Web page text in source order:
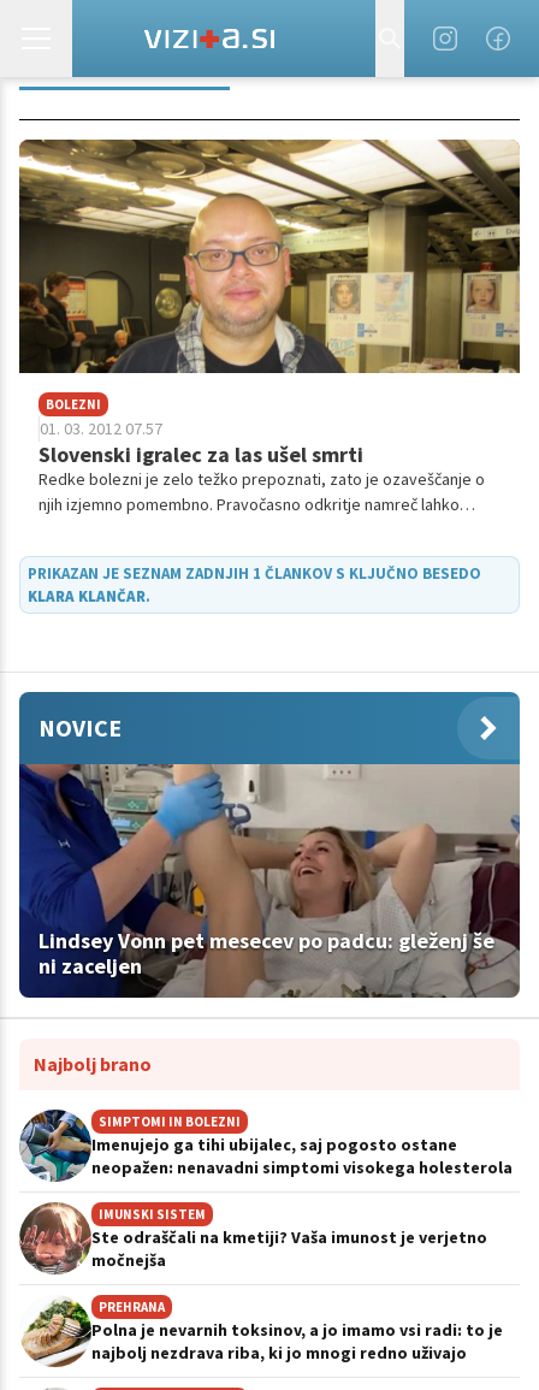
KLARA KLANČAR
BOLEZNI
01. 03. 2012 07.57
Slovenski igralec za las ušel smrti
Redke bolezni je zelo težko prepoznati, zato je ozaveščanje o
njih izjemno pomembno. Pravočasno odkritje namreč lahko
bolezni, pljučno hipertenzijo, za katero pri nas trpi okoli 100
ljudi, se bori tudi slovenski igralec Maks Soršak, ki je za las ušel
smrti.
PRIKAZAN JE SEZNAM ZADNJIH 1 ČLANKOV S KLJUČNO BESEDO
KLARA KLANČAR.
NOVICE
Lindsey Vonn pet mesecev po padcu: gleženj še
ni zaceljen
Najbolj brano
SIMPTOMI IN BOLEZNI
Imenujejo ga tihi ubijalec, saj pogosto ostane
neopažen: nenavadni simptomi visokega holesterola
IMUNSKI SISTEM
Ste odraščali na kmetiji? Vaša imunost je verjetno
močnejša
PREHRANA
Polna je nevarnih toksinov, a jo imamo vsi radi: to je
najbolj nezdrava riba, ki jo mnogi redno uživajo